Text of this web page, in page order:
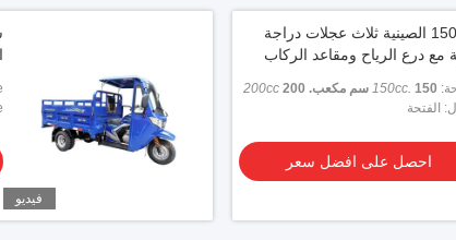
150CC الصينية ثلاث عجلات دراجة
مع درع الرياح ومقاعد الركاب
150cc. 150 سم مكعب. 200cc 200
سيالفتحة
احصل على افضل سعر
فيديو